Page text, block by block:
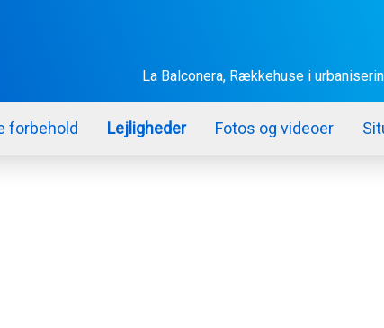
La Balconera, Rækkehuse i
forbehold Lejligheder Fotos og videoer